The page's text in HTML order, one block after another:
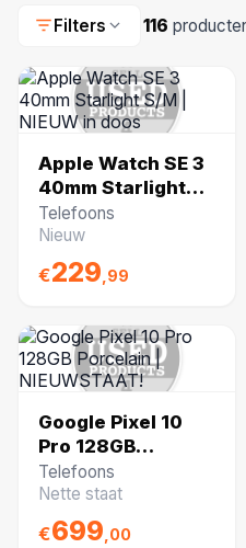
worden geleverd met
kunt genieten van je
profiteer van de
service.
Filters 116
Apple Watch SE 3
40mm Starlight
S/M | NIEUW in
doos
Telefoons
Nieuw
€229 ,99
Google Pixel 10
Pro 128GB
Porcelain |
NIEUWSTAAT!
Telefoons
Nette staat
€699 ,00